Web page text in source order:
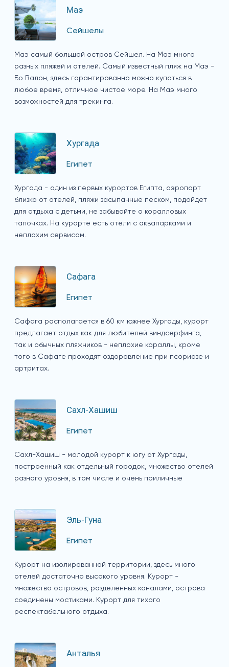
Маэ
Сейшелы
Маэ самый большой остров Сейшел. На Маэ много
разных пляжей и отелей. Самый известный пляж на Маэ -
Бо Валон, здесь гарантированно можно купаться в
любое время, отличное чистое море. На Маэ много
возможностей для трекинга.
Хургада
Египет
Хургада - один из первых курортов Египта, аэропорт
близко от отелей, пляжи засыпанные песком, подойдет
для отдыха с детьми, не забывайте о коралловых
тапочках. На курорте есть отели с аквапарками и
неплохим сервисом.
Сафага
Египет
Сафага располагается в 60 км южнее Хургады, курорт
предлагает отдых как для любителей виндсерфинга,
так и обычных пляжников - неплохие кораллы, кроме
того в Сафаге проходят оздоровление при псориазе и
артритах.
Сахл-Хашиш
Египет
Сахл-Хашиш - молодой курорт к югу от Хургады,
построенный как отдельный городок, множество отелей
разного уровня, в том числе и очень приличные
Эль-Гуна
Египет
Курорт на изолированной территории, здесь много
отелей достаточно высокого уровня. Курорт -
множество островов, разделенных каналами, острова
соединены мостиками. Курорт для тихого
респектабельного отдыха.
Анталья